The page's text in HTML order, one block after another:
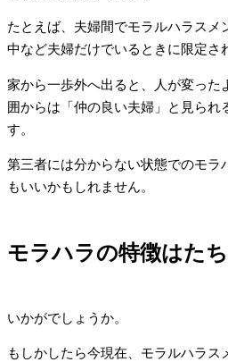
たとえば、夫婦間でモラルハラスメ
中など夫婦だけでいるときに限定さ
家から一歩外へ出ると、人が変った
囲からは「仲の良い夫婦」と見られ
す。
第三者には分からない状態でのモラ
もいいかもしれません。
モラハラの特徴はた
いかがでしょうか。
もしかしたら今現在、モラルハラス